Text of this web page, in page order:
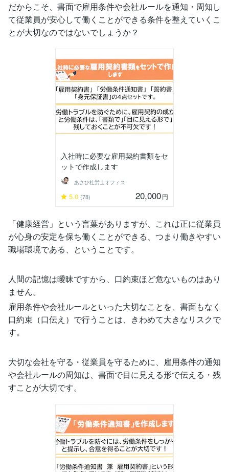
だからこそ、書面で雇用条件や会社ルールを通知・周知し
て従業員が安心して働くことができる条件を整えていくこ
とが大切なのではないでしょうか？
入社時に必要な雇用契約書類をセ
ットで作成します
あさひ社労士オフィス
5.0 (78) 20,000円
「健康経営」という言葉がありますが、これは正に従業員
が心身の安定を保ち働くことができる、つまり働きやすい
職場環境である、ということです。
人間の記憶は曖昧ですから、口約束ほど危ないものはあり
ません。
雇用条件や会社ルールといった大切なことを、書面もなく
口約束（口伝え）で行うことは、きわめて大きなリスクで
す。
大切な会社を守る・従業員を守るために、雇用条件の通知
や会社ルールの周知は、書面で目に見える形で伝える・残
すことが大切です。